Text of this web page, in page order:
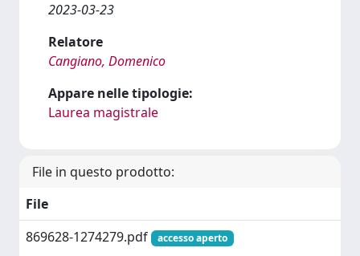
2023-03-23
Relatore
Cangiano, Domenico
Appare nelle tipologie:
Laurea magistrale
File in questo prodotto:
File
869628-1274279.pdf
accesso aperto